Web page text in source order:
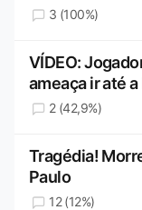
3 (100%)
VÍDEO:
ameaça ir até
2 (42,9%)
Tragédia!
Paulo
12 (12%)